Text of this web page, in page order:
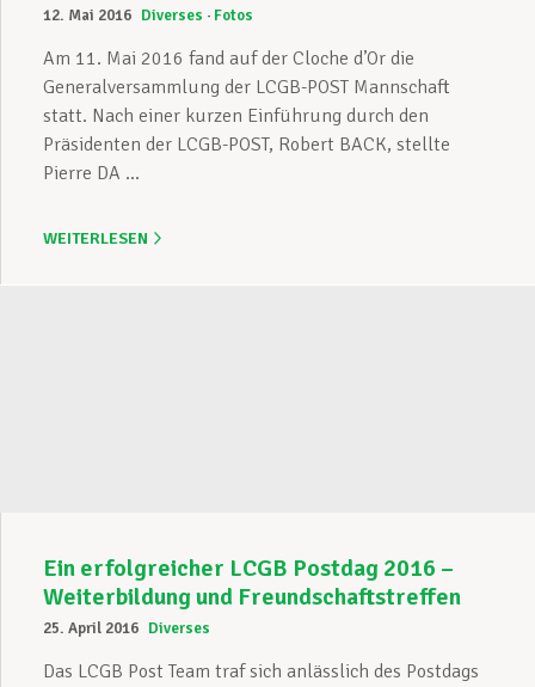
12. Mai 2016 Diverses Fotos
Am 11. Mai 2016 fand auf der Cloche d’Or die
Generalversammlung der LCGB-POST Mannschaft
statt. Nach einer kurzen Einführung durch den
Präsidenten der LCGB-POST, Robert BACK, stellte
Pierre DA ...
WEITERLESEN
Ein erfolgreicher LCGB Postdag 2016 –
Weiterbildung und Freundschaftstreffen
25. April 2016 Diverses
Das LCGB Post Team traf sich anlässlich des Postdags